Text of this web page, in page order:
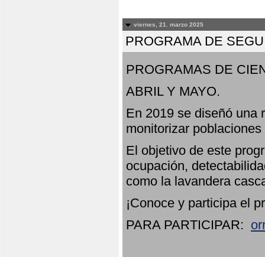
viernes, 21. marzo 2025
PROGRAMA DE
PROGRAMAS DE
ABRIL Y MAYO.
En 2019 se diseñó una
monitorizar
El objetivo de este
ocupación,
como la lavandera
¡Conoce y participa el
PARA PARTICIPAR: